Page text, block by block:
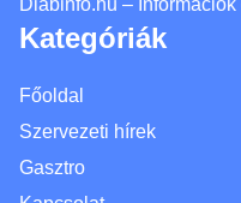
Diabinfo.hu –
Kategóriák
Főoldal
Szervezeti hírek
Gasztro